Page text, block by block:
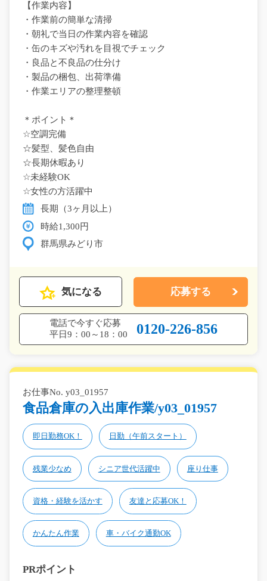
【作業内容】
・作業前の簡単な清掃
・朝礼で当日の作業内容を確認
・缶のキズや汚れを目視でチェック
・良品と不良品の仕分け
・製品の梱包、出荷準備
・作業エリアの整理整頓
＊ポイント＊
☆空調完備
☆髪型、髪色自由
☆長期休暇あり
☆未経験OK
☆女性の方活躍中
長期（3ヶ月以上）
時給1,300円
群馬県みどり市
気になる 応募する
電話で今すぐ応募
平日9：00～18：00
0120-226-856
お仕事No. y03_01957
食品倉庫の入出庫作業/y03_01957
即日勤務OK！ 日勤（午前スタート）
残業少なめ シニア世代活躍中 座り仕事
資格・経験を活かす 友達と応募OK！
かんたん作業 車・バイク通勤OK
PRポイント